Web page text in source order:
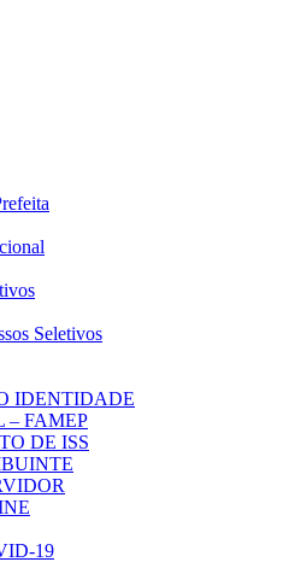
Seletivos
IDENTIDADE
– FAMEP
DE ISS
19